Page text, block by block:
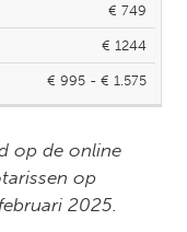
€ 749
€ 1244
€ 995 - € 1.575
op de online
op
2025.